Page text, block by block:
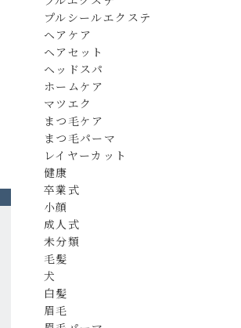
プルシールエクステ
ヘアケア
ヘアセット
ヘッドスパ
ホームケア
マツエク
まつ毛ケア
まつ毛パーマ
レイヤーカット
健康
卒業式
小顔
成人式
未分類
毛髪
犬
白髪
眉毛